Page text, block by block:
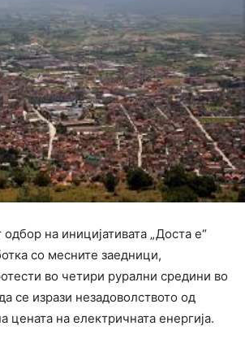
на иницијативата „Доста е“
со месните заедници,
во четири рурални средини во
се изрази незадоволството од
цената на електричната енергија.